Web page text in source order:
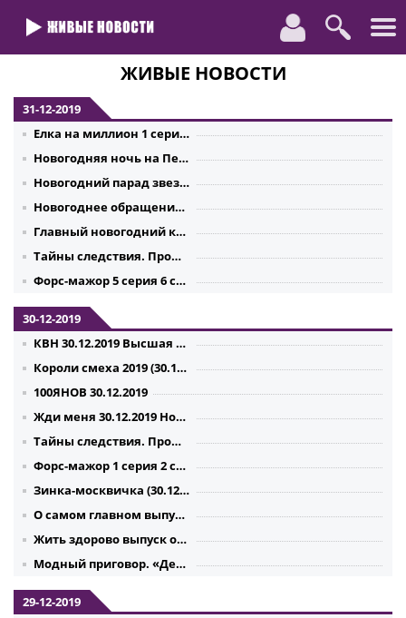
ЖИВЫЕ НОВОСТИ
31-12-2019
Елка на миллион 1 серия 2 серия 3 серия 4 серия 31.12.2019
Новогодняя ночь на Первом (31.12.2019)
Новогодний парад звезд 31.12.2019
Новогоднее обращение президента России Владимира Путина 2020
Главный новогодний концерт 31.12.2019
Тайны следствия. Прошлый век (31.12.2019) Все серии
Форс-мажор 5 серия 6 серия 7 серия 8 серия (31.12.2019)
30-12-2019
КВН 30.12.2019 Высшая лига. Финал
Короли смеха 2019 (30.12.2019)
100ЯНОВ 30.12.2019
Жди меня 30.12.2019 Новогодний выпуск
Тайны следствия. Прошлый век (30.12.2019)
Форс-мажор 1 серия 2 серия 3 серия 4 серия (30.12.2019)
Зинка-москвичка (30.12.2019)
О самом главном выпуск от 30.12.2019
Жить здорово выпуск от 30.12.2019
Модный приговор. «Дело: Я эту жизнь за них отдам» (30.12.2019)
29-12-2019